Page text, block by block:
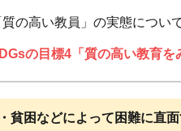
の高い教員」の実態につい
の目標4「質の高い教育を
貧困などによって困難に直